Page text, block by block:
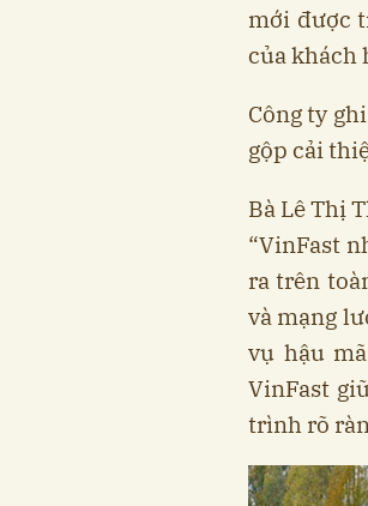
mới được
của khách
Công ty
gộp cải
Bà Lê Thị
“VinFast
ra trên
và mạng
vụ hậu
VinFast
trình rõ